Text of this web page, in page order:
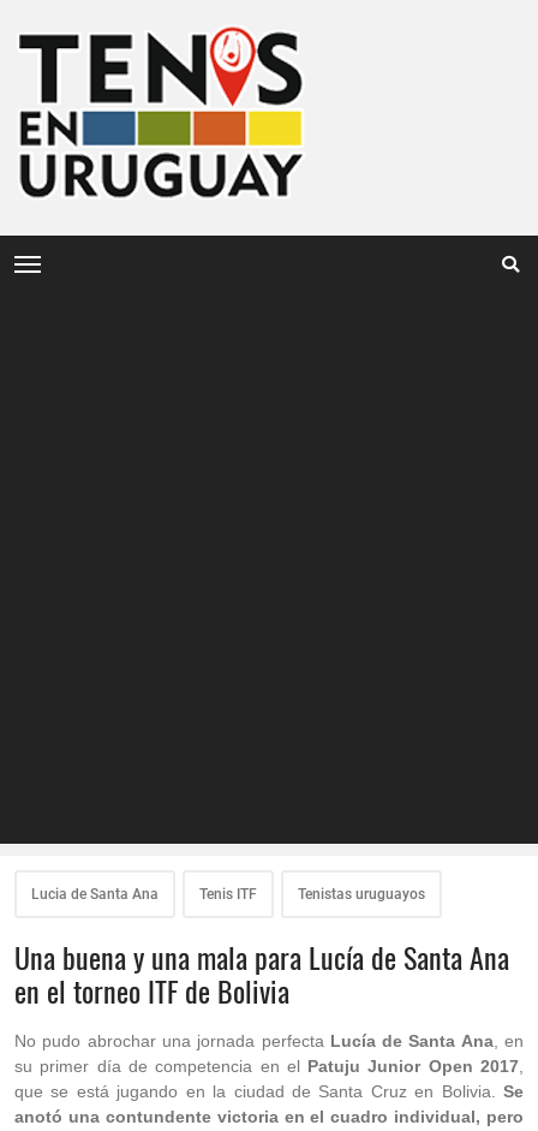
Lucia de Santa Ana Tenis ITF Tenistas uruguayos
Una buena y una mala para Lucía de Santa Ana
en el torneo ITF de Bolivia
No pudo abrochar una jornada perfecta Lucía de Santa Ana, en
su primer día de competencia en el Patuju Junior Open 2017
que se está jugando en la ciudad de Santa Cruz en Bolivia. Se
anotó una contundente victoria en el cuadro individual, pero